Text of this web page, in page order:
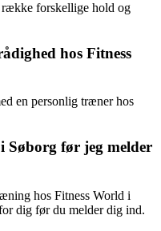
række forskellige hold og
hos Fitness
en personlig træner hos
Søborg før jeg melder
hos Fitness World i
dig før du melder dig ind.